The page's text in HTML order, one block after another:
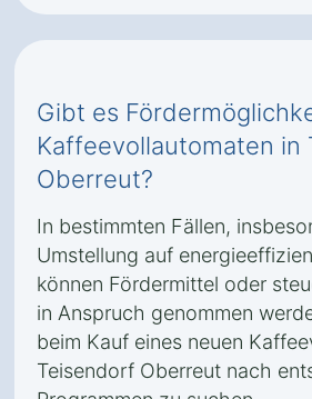
Gibt es
Kaffeevollautomaten in
Oberreut?
In bestimmten Fällen,
Umstellung auf
können Fördermittel oder
in Anspruch genommen
beim Kauf eines neuen
Teisendorf Oberreut nach